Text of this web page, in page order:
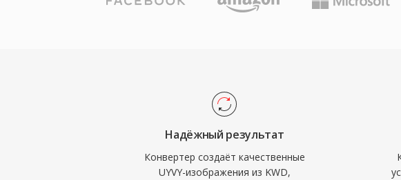
Надёжный результат
Конвертер создаёт качественные
UYVY-изображения из KWD,